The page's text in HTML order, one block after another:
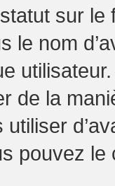
sur
le nom
utilisateur.
de la
pouvez